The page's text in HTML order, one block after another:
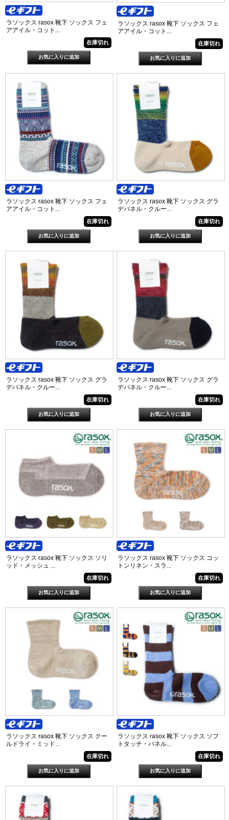
ラソックス rasox 靴下 ソックス フェ
アアイル・コット...
在庫切れ
ラソックス rasox 靴下 ソックス フェ
アアイル・コット...
在庫切れ
ラソックス rasox 靴下 ソックス フェ
アアイル・コット...
在庫切れ
ラソックス rasox 靴下 ソックス グラ
デパネル・クルー...
在庫切れ
ラソックス rasox 靴下 ソックス グラ
デパネル・クルー...
在庫切れ
ラソックス rasox 靴下 ソックス グラ
デパネル・クルー...
在庫切れ
ラソックス rasox 靴下 ソックス ソリ
ッド・メッシュ ...
在庫切れ
ラソックス rasox 靴下 ソックス コッ
トンリネン・スラ...
在庫切れ
ラソックス rasox 靴下 ソックス クー
ルドライ・ミッド...
在庫切れ
ラソックス rasox 靴下 ソックス ソフ
トタッチ・パネル...
在庫切れ